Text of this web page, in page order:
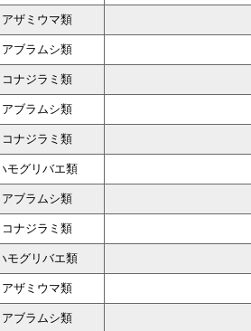
アザミウマ類
アブラムシ類
コナジラミ類
アブラムシ類
コナジラミ類
モグリバエ類
アブラムシ類
コナジラミ類
モグリバエ類
アザミウマ類
アブラムシ類